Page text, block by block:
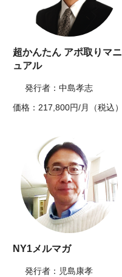
超かんたん アポ取りマニ
ュアル
発行者：中島孝志
価格：217,800円/月（税込）
NY1メルマガ
発行者：児島康孝